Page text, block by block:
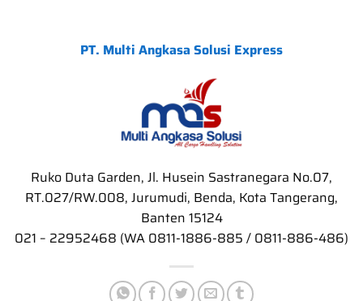
PT. Multi Angkasa Solusi Express
Ruko Duta Garden, Jl. Husein Sastranegara No.07,
RT.027/RW.008, Jurumudi, Benda, Kota Tangerang,
Banten 15124
021 – 22952468 (WA 0811-1886-885 / 0811-886-486)